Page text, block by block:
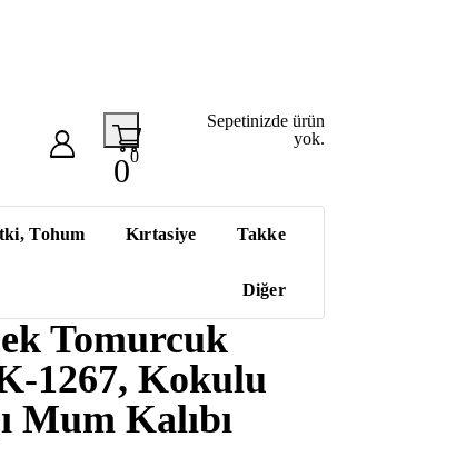
00
Sepetinizde ürün
yok.
Tohum Kırtasiye Takke
Diğer
Tomurcuk
1267, Kokulu
Mum Kalıbı